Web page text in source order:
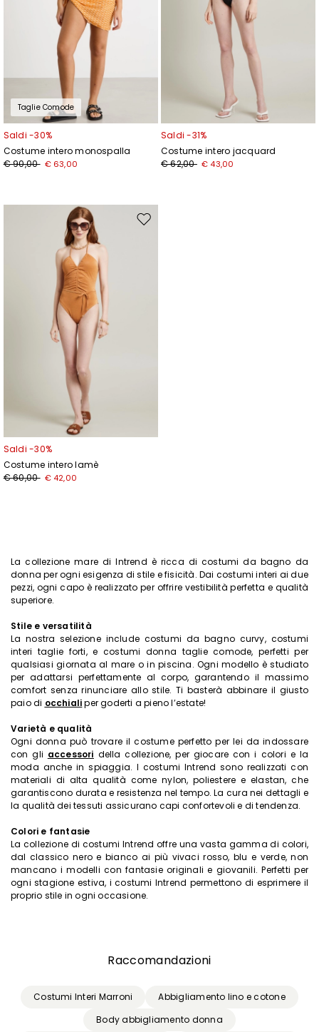
Taglie Comode
Saldi -30%
Costume intero monospalla
€ 90,00 € 63,00
Saldi -31%
Costume intero jacquard
€ 62,00 € 43,00
Sposta
Saldi -30%
Costume intero lamè
€ 60,00 € 42,00
La collezione mare di Intrend è ricca di costumi da bagno da
donna per ogni esigenza di stile e fisicità. Dai costumi interi ai due
pezzi, ogni capo è realizzato per offrire vestibilità perfetta e qualità
superiore.
Stile e versatilità
La nostra selezione include costumi da bagno curvy, costumi
interi taglie forti, e costumi donna taglie comode, perfetti per
qualsiasi giornata al mare o in piscina. Ogni modello è studiato
per adattarsi perfettamente al corpo, garantendo il massimo
comfort senza rinunciare allo stile. Ti basterà abbinare il giusto
paio di occhialiper goderti a pieno l’estate!
Varietà e qualità
Ogni donna può trovare il costume perfetto per lei da indossare
con gli accessori della collezione, per giocare con i colori e la
moda anche in spiaggia. I costumi Intrend sono realizzati con
materiali di alta qualità come nylon, poliestere e elastan, che
garantiscono durata e resistenza nel tempo. La cura nei dettagli e
la qualità dei tessuti assicurano capi confortevoli e di tendenza.
Colori e fantasie
La collezione di costumi Intrend offre una vasta gamma di colori,
dal classico nero e bianco ai più vivaci rosso, blu e verde, non
mancano i modelli con fantasie originali e giovanili. Perfetti per
ogni stagione estiva, i costumi Intrend permettono di esprimere il
proprio stile in ogni occasione.
Raccomandazioni
Costumi Interi Marroni
Abbigliamento lino e cotone
Body abbigliamento donna